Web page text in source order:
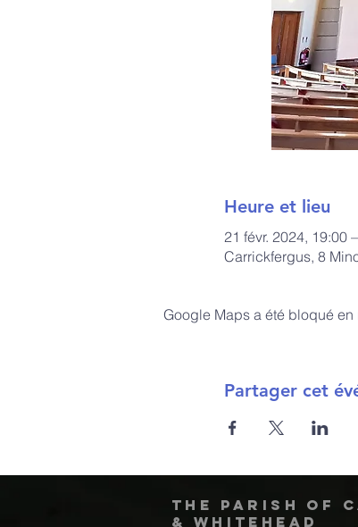
Heure et lieu
21 févr. 2024, 19:00
Carrickfergus, 8
Google Maps a été bloqué
Partager cet
The Parish of
& Whitehead